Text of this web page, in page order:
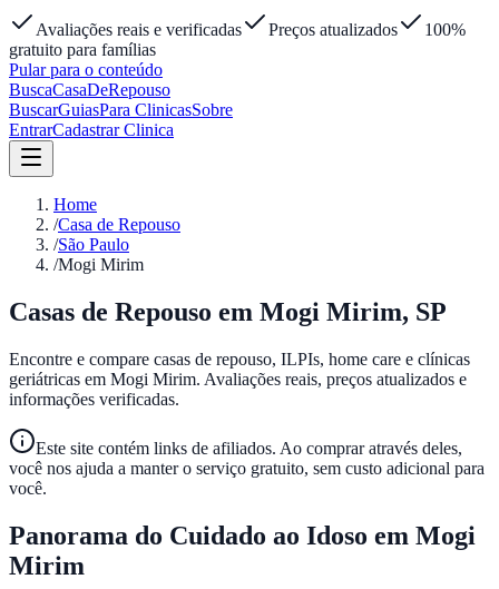
Avaliações reais e verificadas Preços atualizados
100%
gratuito para famílias
Pular para o conteúdo
BuscaCasaDeRepouso
BuscarGuiasPara ClinicasSobre
EntrarCadastrar Clinica
Home
/Casa de Repouso
/São Paulo
/Mogi Mirim
Casas de Repouso em Mogi Mirim, SP
Encontre e compare casas de repouso, ILPIs, home care e clínicas
geriátricas em Mogi Mirim. Avaliações reais, preços atualizados e
informações verificadas.
Este site contém links de afiliados. Ao comprar através deles,
você nos ajuda a manter o serviço gratuito, sem custo adicional para
você.
Panorama do Cuidado ao Idoso em Mogi
Mirim